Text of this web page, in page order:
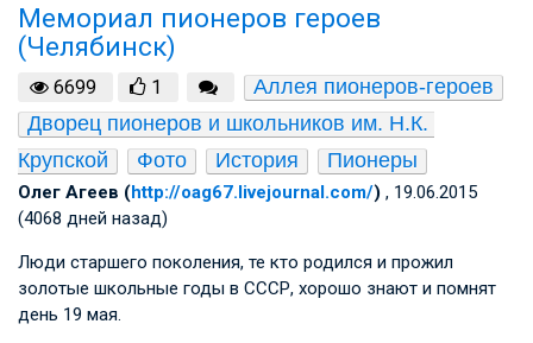
Мемориал пионеров героев
(Челябинск)
6699 1
Аллея пионеров-героев
Дворец пионеров и школьников им. Н.К.
Крупской
Фото История Пионеры
Олег Агеев (http://oag67.livejournal.com/) , 19.06.2015
(4068 дней назад)
Люди старшего поколения, те кто родился и прожил
золотые школьные годы в СССР, хорошо знают и помнят
день 19 мая.